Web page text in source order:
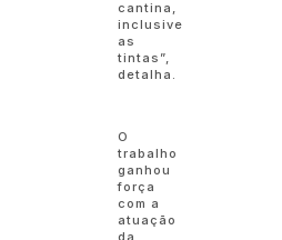
cantina,
inclusive
as
tintas”,
detalha.
O
trabalho
ganhou
força
com a
atuação
da